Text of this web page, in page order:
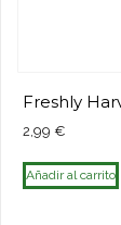
Freshly
2,99 €
Añadir al carrito